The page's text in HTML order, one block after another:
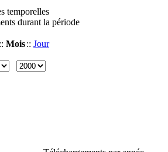
temporelles
durant la période
:: Mois:: Jour